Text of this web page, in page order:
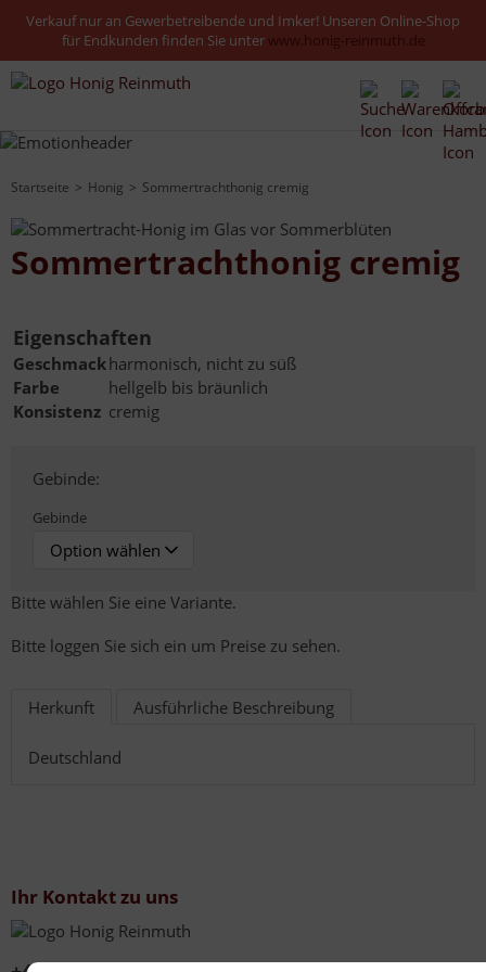
Verkauf nur an Gewerbetreibende und Imker! Unseren Online-Shop
für Endkunden finden Sie unter www.honig-reinmuth.de
Startseite Honig Sommertrachthonig cremig
Sommertrachthonig cremig
Eigenschaften
Geschmackharmonisch, nicht zu süß
Farbe
hellgelb bis bräunlich
Konsistenz cremig
Gebinde:
Gebinde
Bitte wählen Sie eine Variante.
Bitte loggen Sie sich ein um Preise zu sehen.
Herkunft Ausführliche Beschreibung
Deutschland
Ihr Kontakt zu uns